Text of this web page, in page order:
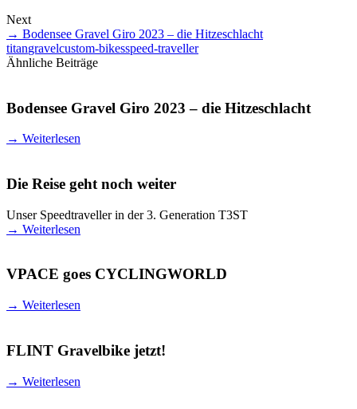
Next
→ Bodensee Gravel Giro 2023 – die Hitzeschlacht
titangravelcustom-bikesspeed-traveller
Ähnliche Beiträge
Bodensee Gravel Giro 2023 – die Hitzeschlacht
→ Weiterlesen
Die Reise geht noch weiter
Unser Speedtraveller in der 3. Generation T3ST
→ Weiterlesen
VPACE goes CYCLINGWORLD
→ Weiterlesen
FLINT Gravelbike jetzt!
→ Weiterlesen